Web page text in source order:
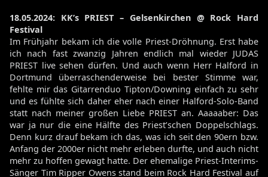
18.05.2024: KK’s PRIEST – Gelsenkirchen @ Rock Hard
Festival
Im Frühjahr bekam ich die volle Priest-Dröhnung. Erst habe
ich nach fast zwanzig Jahren endlich mal wieder JUDAS
PRIEST live sehen dürfen. Und auch wenn Herr Halford in
Dortmund überraschenderweise bei bester Stimme war,
fehlte mir das Gitarrenduo Tipton/Downing einfach zu sehr
und es fühlte sich daher eher nach einer Halford-Solo-Band
statt nach meiner großen Liebe PRIEST an. Aaaaaber: Das
war ja nur die eine Hälfte des Priest’schen Doppelschlags.
Denn kurz drauf bekam ich das, was ich seit den 90ern bzw.
Anfang der 2000er nicht mehr erleben durfte, und auch nicht
mehr zu hoffen gewagt hatte. Der ehemalige Priest-Interims-
Sänger Tim Ripper Owens stand beim Rock Hard Festival auf